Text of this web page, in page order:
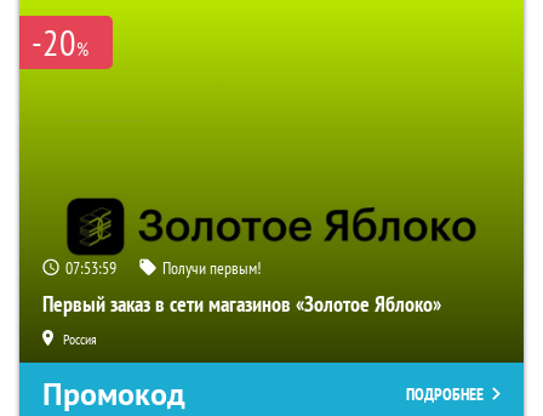
-20%
07:53:58 Получи первым!
Первый заказ в сети магазинов «Золотое Яблоко»
Россия
Промокод ПОДРОБНЕЕ